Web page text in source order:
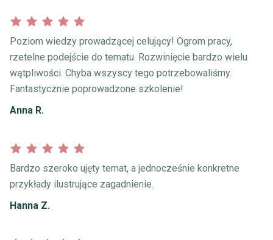
Poziom wiedzy prowadzącej celujący! Ogrom pracy,
rzetelne podejście do tematu. Rozwinięcie bardzo wielu
wątpliwości. Chyba wszyscy tego potrzebowaliśmy.
Fantastycznie poprowadzone szkolenie!
Anna R.
Bardzo szeroko ujęty temat, a jednocześnie konkretne
przykłady ilustrujące zagadnienie.
Hanna Z.